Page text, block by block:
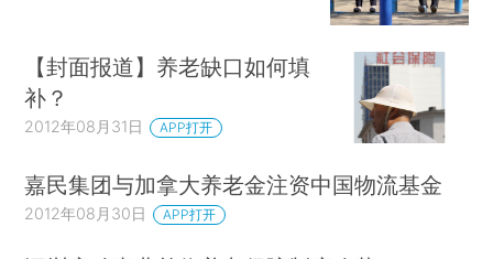
【封面报道】养老缺口如何填
补？
2012年08月31日 APP打开
嘉民集团与加拿大养老金注资中国物流基金
2012年08月30日 APP打开